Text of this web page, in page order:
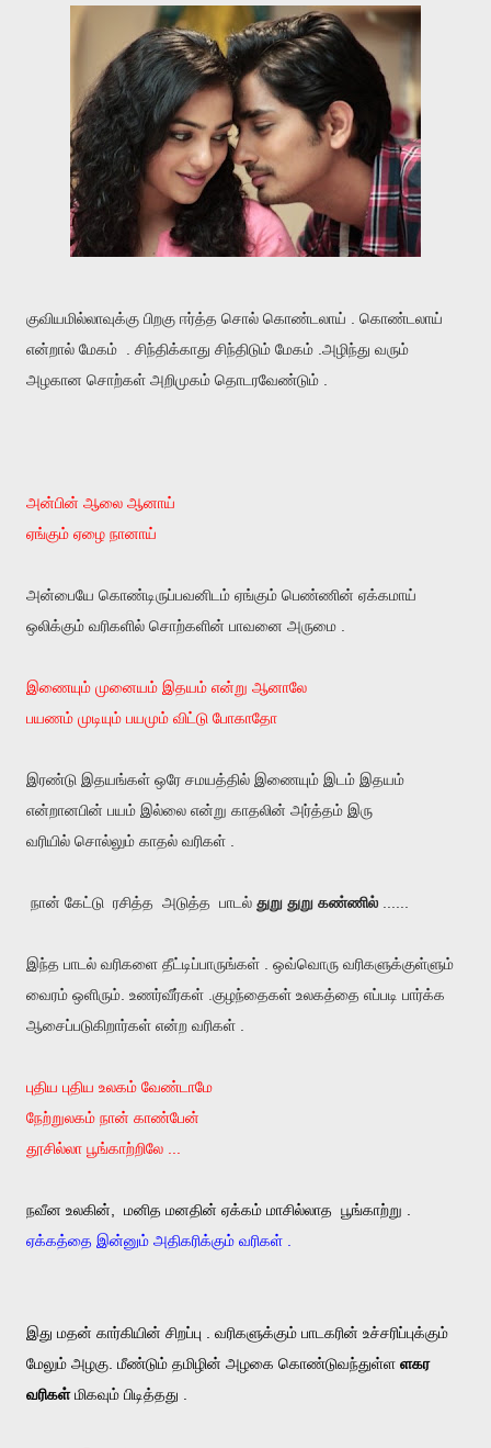
குவியமில்லாவுக்கு பிறகு ஈர்த்த சொல் கொண்டலாய் . கொண்டலாய்
என்றால் மேகம் . சிந்திக்காது சிந்திடும் மேகம் .அழிந்து வரும்
அழகான சொற்கள் அறிமுகம் தொடரவேண்டும் .
அன்பின் ஆலை ஆனாய்
ஏங்கும் ஏழை நானாய்
அன்பையே கொண்டிருப்பவனிடம் ஏங்கும் பெண்ணின் ஏக்கமாய்
ஒலிக்கும் வரிகளில் சொற்களின் பாவனை அருமை .
இணையும் முனையம் இதயம் என்று ஆனாலே
பயணம் முடியும் பயமும் விட்டு போகாதோ
இரண்டு இதயங்கள் ஒரே சமயத்தில் இணையும் இடம் இதயம்
என்றானபின் பயம் இல்லை என்று காதலின் அர்த்தம் இரு
வரியில் சொல்லும் காதல் வரிகள் .
நான் கேட்டு ரசித்த அடுத்த பாடல் துறு துறு கண்ணில்
இந்த பாடல் வரிகளை தீட்டிப்பாருங்கள் . ஒவ்வொரு வரிகளுக்குள்ளும்
வைரம் ஒளிரும். உணர்வீர்கள் .குழந்தைகள் உலகத்தை எப்படி பார்க்க
ஆசைப்படுகிறார்கள் என்ற வரிகள் .
புதிய புதிய உலகம் வேண்டாமே
நேற்றுலகம் நான் காண்பேன்
தூசில்லா பூங்காற்றிலே ...
நவீன உலகின், மனித மனதின் ஏக்கம் மாசில்லாத பூங்காற்று .
ஏக்கத்தை இன்னும் அதிகரிக்கும் வரிகள் .
இது மதன் கார்கியின் சிறப்பு . வரிகளுக்கும் பாடகரின் உச்சரிப்புக்கும்
மேலும் அழகு. மீண்டும் தமிழின் அழகை கொண்டுவந்துள்ள ளகர
வரிகள்மிகவும் பிடித்தது .